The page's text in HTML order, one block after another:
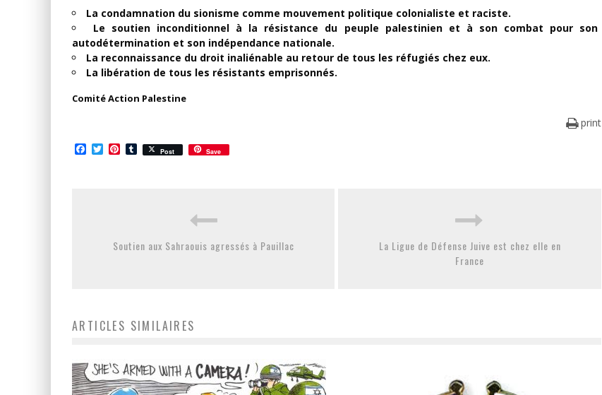
La condamnation du sionisme comme mouvement politique colonialiste et raciste.
Le soutien inconditionnel à la résistance du peuple palestinien et à son combat pour son
autodétermination et son indépendance nationale.
La reconnaissance du droit inaliénable au retour de tous les réfugiés chez eux.
La libération de tous les résistants emprisonnés.
Comité Action Palestine
print
Facebook
TwitterPinterest
Tumblr
Post Save
Soutien aux Sahraouis agressés à Pauillac
La Ligue de Défense Juive est chez elle en
France
ARTICLES SIMILAIRES